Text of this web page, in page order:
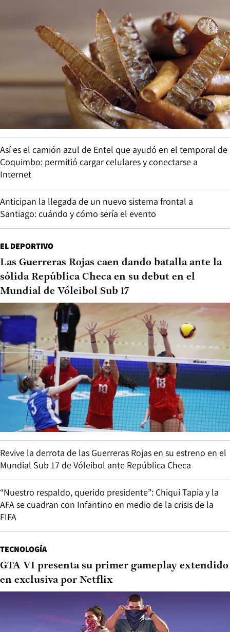
Así es el camión azul de Entel que ayudó en el temporal de
Coquimbo: permitió cargar celulares y conectarse a
Internet
Anticipan la llegada de un nuevo sistema frontal a
Santiago: cuándo y cómo sería el evento
EL DEPORTIVO
Las Guerreras Rojas caen dando batalla ante la
sólida República Checa en su debut en el
Mundial de Vóleibol Sub 17
Revive la derrota de las Guerreras Rojas en su estreno en el
Mundial Sub 17 de Vóleibol ante República Checa
“Nuestro respaldo, querido presidente”: Chiqui Tapia y la
AFA se cuadran con Infantino en medio de la crisis de la
FIFA
TECNOLOGÍA
GTA VI presenta su primer gameplay extendido
en exclusiva por Netflix